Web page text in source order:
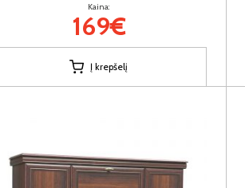
Kaina:
169€
Į krepšelį